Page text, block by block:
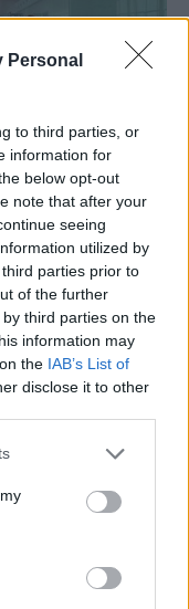
Personal
to third parties, or
information for
below opt-out
note that after your
seeing
utilized by
parties prior to
of the further
third parties on the
information may
the IAB’s List of
disclose it to other
artístic a
i Andrea Silva
Xavi